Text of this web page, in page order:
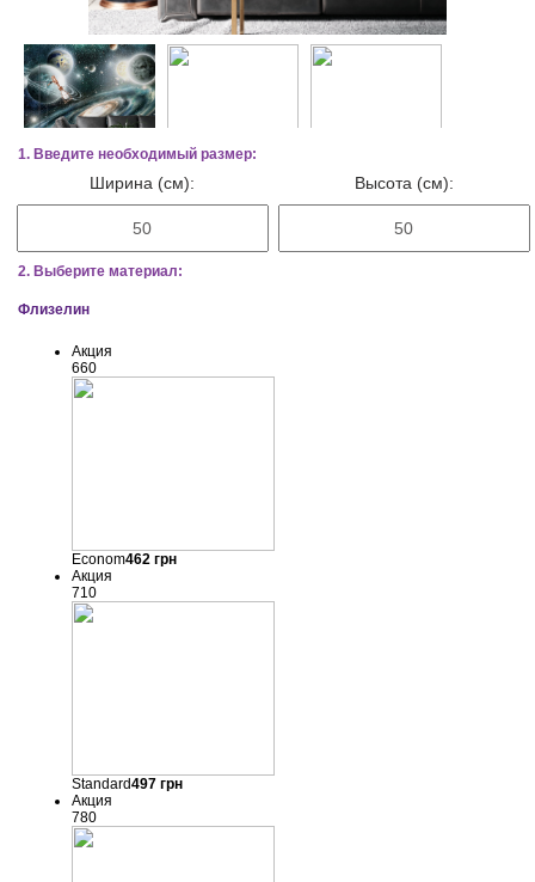
1. Введите необходимый размер:
Ширина (см): Высота (см):
2. Выберите материал:
Флизелин
Акция
660
Econom462грн
Акция
710
Standard497грн
Акция
780